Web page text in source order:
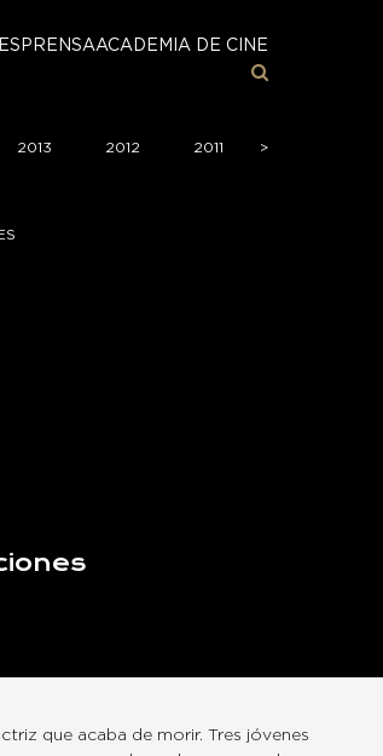
PRENSAACADEMIA DE CINE
2013 2012 2011 >
>
que acaba de morir. Tres jóvenes